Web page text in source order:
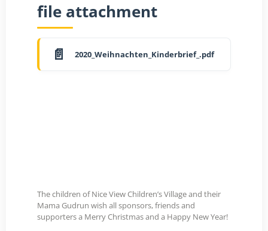
file attachment
2020_Weihnachten_Kinderbrief_.pdf
The children of Nice View Children’s Village and their
Mama Gudrun wish all sponsors, friends and
supporters a Merry Christmas and a Happy New Year!